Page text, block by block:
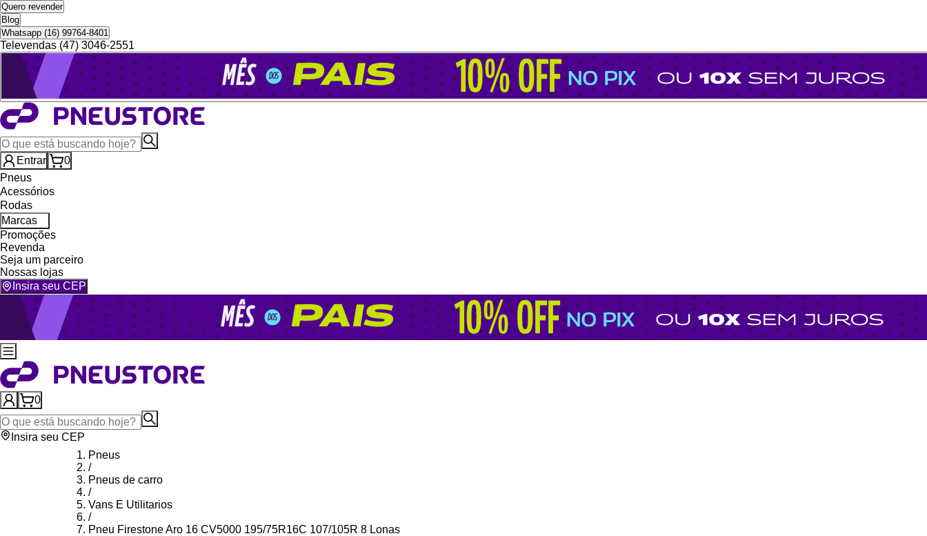
Quero revender
Blog
Whatsapp (16) 99764-8401
Televendas (47) 3046-2551
Entrar
0
Pneus
Acessórios
Rodas
Marcas
Promoções
Revenda
Seja um parceiro
Nossas lojas
Insira seu CEP
0
Insira seu CEP
Pneus
/
Pneus de carro
/
Vans E Utilitarios
/
Pneu Firestone Aro 16 CV5000 195/75R16C 107/105R 8 Lonas